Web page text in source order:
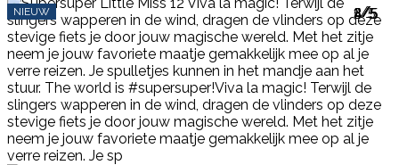
1/5
2/5
3/5
4/5
5/5
NIEUW